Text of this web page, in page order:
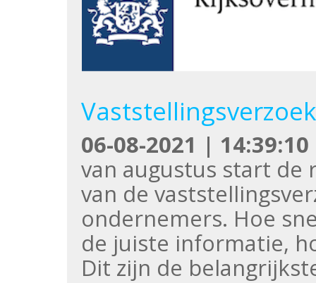
06-08-2021 | 14:39:10
van augustus start
van de
ondernemers. Hoe
de juiste informatie,
Dit zijn de